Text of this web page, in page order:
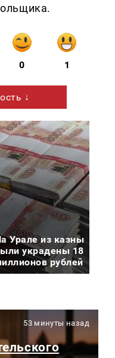
0 1
↓
Урале из казны
украдены 18
рублей
53 минуты назад